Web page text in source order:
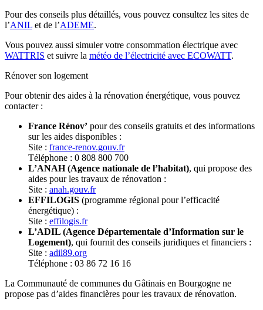
Pour des conseils plus détaillés, vous pouvez consultez les sites de
l’ANIL et de l’ADEME.
Vous pouvez aussi simuler votre consommation électrique avec
WATTRIS et suivre la météo de l’électricité avec ECOWATT.
Rénover son logement
Pour obtenir des aides à la rénovation énergétique, vous pouvez
contacter :
France Rénov’ pour des conseils gratuits et des informations
sur les aides disponibles :
Site : france-renov.gouv.fr
Téléphone : 0 808 800 700
L’ANAH (Agence nationale de l’habitat), qui propose des
aides pour les travaux de rénovation :
Site : anah.gouv.fr
EFFILOGIS (programme régional pour l’efficacité
énergétique) :
Site : effilogis.fr
L’ADIL (Agence Départementale d’Information sur le
Logement), qui fournit des conseils juridiques et financiers :
Site : adil89.org
Téléphone : 03 86 72 16 16
La Communauté de communes du Gâtinais en Bourgogne ne
propose pas d’aides financières pour les travaux de rénovation.